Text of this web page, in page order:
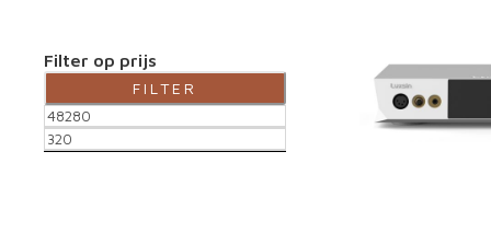
Filter op prijs
FILTER